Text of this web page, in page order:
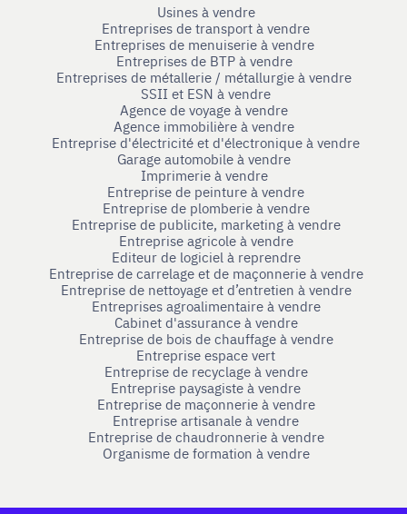
Usines à vendre
Entreprises de transport à vendre
Entreprises de menuiserie à vendre
Entreprises de BTP à vendre
Entreprises de métallerie / métallurgie à vendre
SSII et ESN à vendre
Agence de voyage à vendre
Agence immobilière à vendre
Entreprise d'électricité et d'électronique à vendre
Garage automobile à vendre
Imprimerie à vendre
Entreprise de peinture à vendre
Entreprise de plomberie à vendre
Entreprise de publicite, marketing à vendre
Entreprise agricole à vendre
Editeur de logiciel à reprendre
Entreprise de carrelage et de maçonnerie à vendre
Entreprise de nettoyage et d’entretien à vendre
Entreprises agroalimentaire à vendre
Cabinet d'assurance à vendre
Entreprise de bois de chauffage à vendre
Entreprise espace vert
Entreprise de recyclage à vendre
Entreprise paysagiste à vendre
Entreprise de maçonnerie à vendre
Entreprise artisanale à vendre
Entreprise de chaudronnerie à vendre
Organisme de formation à vendre